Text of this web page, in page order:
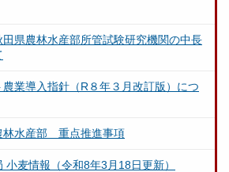
県農林水産部所管試験研究機関の中長
業導入指針（R８年３月改訂版）につ
水産部 重点推進事項
小麦情報（令和8年3月18日更新）